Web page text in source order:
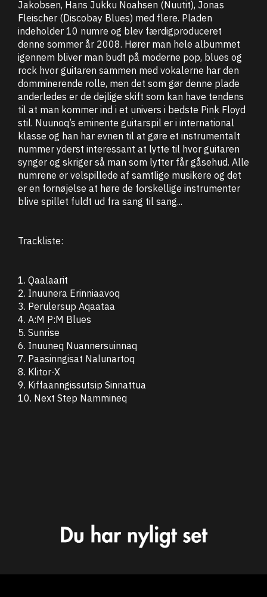
Jakobsen, Hans Jukku Noahsen (Nuutit), Jonas
Fleischer (Discobay Blues) med flere. Pladen
indeholder 10 numre og blev færdigproduceret
denne sommer år 2008. Hører man hele albummet
igennem bliver man budt på moderne pop, blues og
rock hvor guitaren sammen med vokalerne har den
domminerende rolle, men det som gør denne plade
anderledes er de dejlige skift som kan have tendens
til at man kommer ind i et univers i bedste Pink Floyd
stil. Nuunoq’s eminente guitarspil er i international
klasse og han har evnen til at gøre et instrumentalt
nummer yderst interessant at lytte til hvor guitaren
synger og skriger så man som lytter får gåsehud. Alle
numrene er velspillede af samtlige musikere og det
er en fornøjelse at høre de forskellige instrumenter
blive spillet fuldt ud fra sang til sang...
Trackliste:
1. Qaalaarit
2. Inuunera Erinniaavoq
3. Perulersup Aqaataa
4. A:M P:M Blues
5. Sunrise
6. Inuuneq Nuannersuinnaq
7. Paasinngisat Nalunartoq
8. Klitor-X
9. Kiffaanngissutsip Sinnattua
10. Next Step Nammineq